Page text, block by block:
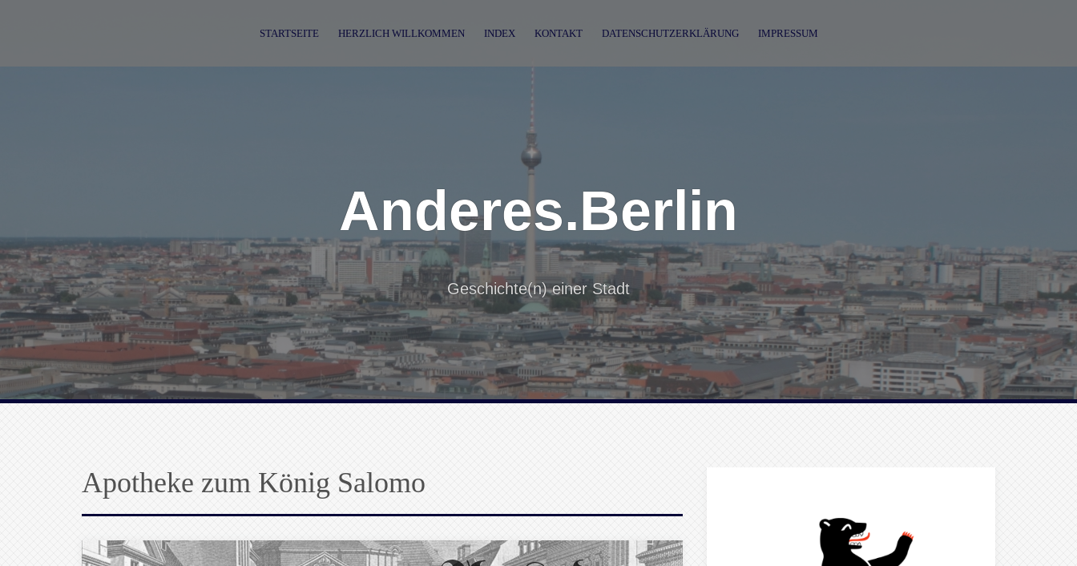
STARTSEITE HERZLICH WILLKOMMEN INDEX KONTAKT DATENSCHUTZERKLÄRUNG IMPRESSUM
Anderes.Berlin
Geschichte(n) einer Stadt
Apotheke zum König Salomo